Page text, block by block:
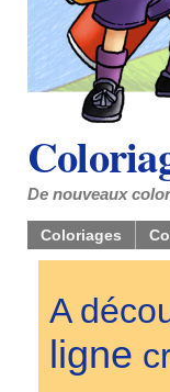
De nouveaux
Coloriages
A
ligne